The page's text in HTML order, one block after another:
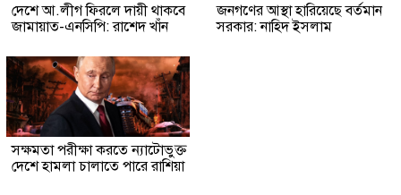
দেশে আ.লীগ ফিরলে দায়ী থাকবে
জামায়াত-এনসিপি: রাশেদ খাঁন
জনগণের আস্থা হারিয়েছে বর্তমান
সরকার: নাহিদ ইসলাম
সক্ষমতা পরীক্ষা করতে ন্যাটোভুক্ত
দেশে হামলা চালাতে পারে রাশিয়া